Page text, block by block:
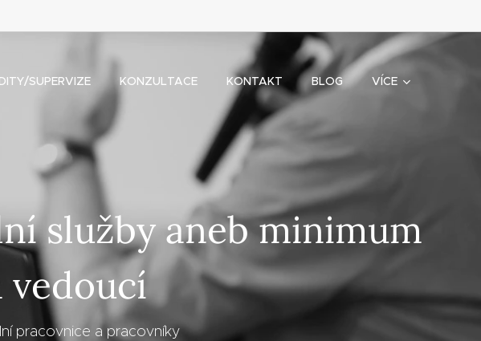
SUPERVIZE KONZULTACE KONTAKT BLOG VÍCE
služby aneb minimum
vedoucí
pracovnice a pracovníky